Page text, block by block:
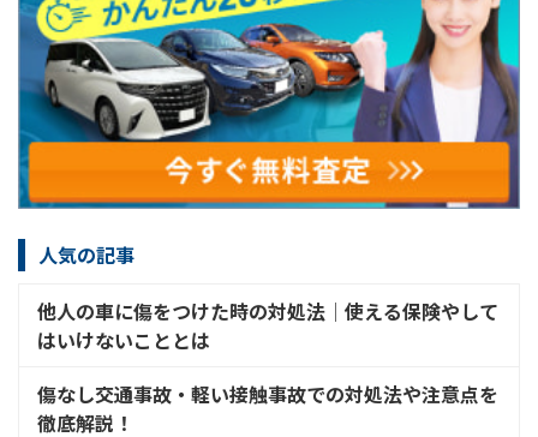
人気の記事
他人の車に傷をつけた時の対処法│使える保険やして
はいけないこととは
傷なし交通事故・軽い接触事故での対処法や注意点を
徹底解説！